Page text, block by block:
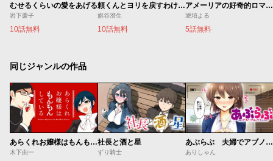
むせるくらいの愛をあげる
岩下慶子
10話無料
頼くんとヨリを戻すわけには！
旗谷澄生
10話無料
アメーリアの好奇的ロマンス
琥珀よる
5話無料
同じジャンルの作品
あらくれお嬢様はもんもんしている
木下由一
社長と酒と星
ずり騎士
あぶらぶ 夫婦でアブノーマルなラブしませんか？
ありしゃん